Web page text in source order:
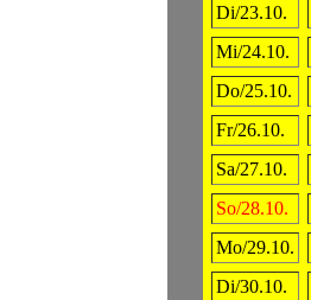
Di/23.10.
Mi/24.10.
Do/25.10.
Fr/26.10.
Sa/27.10.
So/28.10.
Mo/29.10.
Di/30.10.